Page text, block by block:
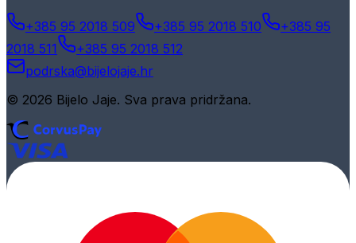
+385 95 2018 509 +385 95 2018 510
+385 95
2018 511
+385 95 2018 512
podrska@bijelojaje.hr
© 2026 Bijelo Jaje. Sva prava pridržana.